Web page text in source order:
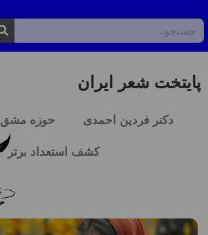
پایتخت شعر ایران
دکتر فردین احمدی حوزه مشق
کشف استعداد برتر